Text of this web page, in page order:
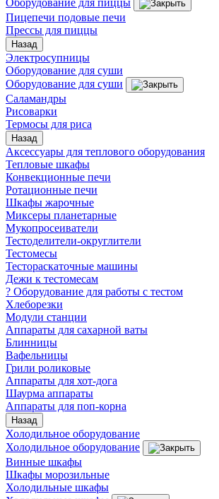
Пицепечи подовые печи
Прессы для пиццы
Назад
Электросупницы
Оборудование для суши
Оборудование для суши
Саламандры
Рисоварки
Термосы для риса
Назад
Аксессуары для теплового оборудования
Тепловые шкафы
Конвекционные печи
Ротационные печи
Шкафы жарочные
Миксеры планетарные
Мукопросеиватели
Тестоделители-округлители
Тестомесы
Тестораскаточные машины
Дежи к тестомесам
? Оборудование для работы с тестом
Хлеборезки
Модули станции
Аппараты для сахарной ваты
Блинницы
Вафельницы
Грили роликовые
Аппараты для хот-дога
Шаурма аппараты
Аппараты для поп-корна
Назад
Холодильное оборудование
Холодильное оборудование
Винные шкафы
Шкафы морозильные
Холодильные шкафы